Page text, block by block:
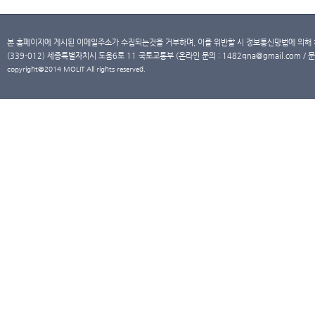
본 홈페이지에 게시된 이메일주소가 수집되는것을 거부하며, 이를 위반할 시 정보통신망법에 의
(339-012) 세종특별자치시 도움6로 11 국토교통부 (온라인 문의 : 1482qna@gmail.com /
copyright@2014 MOLIT All rights reserved.